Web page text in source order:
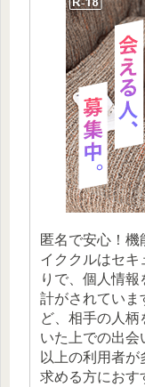
匿名で安心！機
イククルはセキ
りで、個人情
計がされていま
ど、相手の人
いた上での出会
以上の利用者
求める方におす